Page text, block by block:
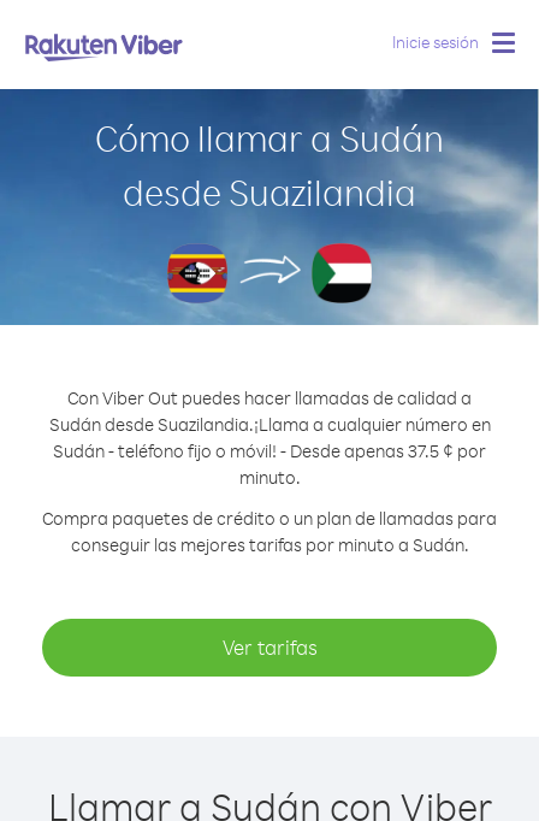
Inicie sesión
Cómo llamar a Sudán
desde Suazilandia
Con Viber Out puedes hacer llamadas de calidad a
Sudán desde Suazilandia.¡Llama a cualquier número en
Sudán - teléfono fijo o móvil! - Desde apenas 37.5 ¢ por
minuto.
Compra paquetes de crédito o un plan de llamadas para
conseguir las mejores tarifas por minuto a Sudán.
Ver tarifas
Llamar a Sudán con Viber